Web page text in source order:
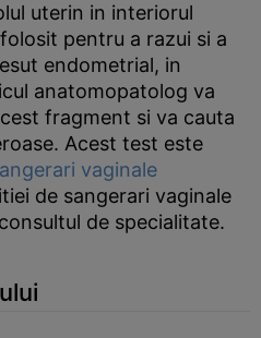
uterin in interiorul
pentru a razui si a
endometrial, in
anatomopatolog va
fragment si va cauta
Acest test este
vaginale
de sangerari vaginale
de specialitate.